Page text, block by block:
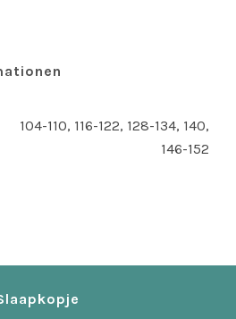
104-110, 116-122, 128-134, 140,
146-152